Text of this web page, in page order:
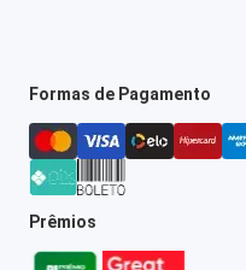
Formas de Pagamento
Prêmios